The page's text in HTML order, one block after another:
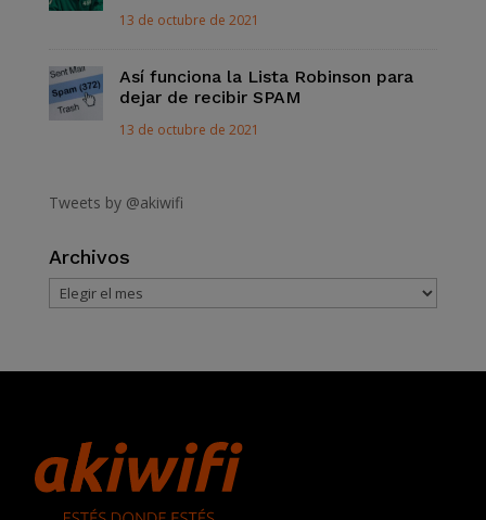
13 de octubre de 2021
Así funciona la Lista Robinson para
dejar de recibir SPAM
13 de octubre de 2021
Tweets by @akiwifi
Archivos
Archivos